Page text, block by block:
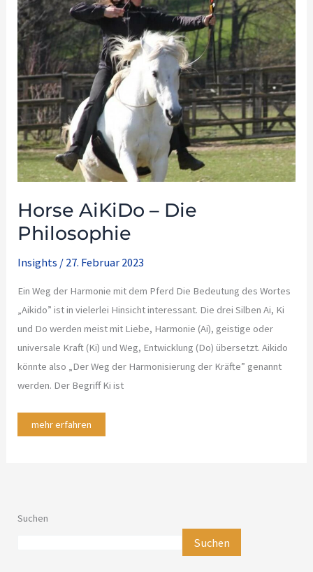
Horse AiKiDo – Die
Philosophie
Insights / 27. Februar 2023
Ein Weg der Harmonie mit dem Pferd Die Bedeutung des Wortes
„Aikido” ist in vielerlei Hinsicht interessant. Die drei Silben Ai, Ki
und Do werden meist mit Liebe, Harmonie (Ai), geistige oder
universale Kraft (Ki) und Weg, Entwicklung (Do) übersetzt. Aikido
könnte also „Der Weg der Harmonisierung der Kräfte” genannt
werden. Der Begriff Ki ist
mehr erfahren
Suchen
Suchen